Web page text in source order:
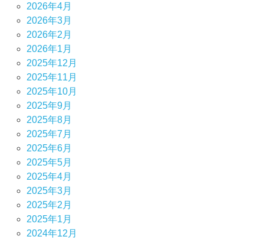
2026年4月
2026年3月
2026年2月
2026年1月
2025年12月
2025年11月
2025年10月
2025年9月
2025年8月
2025年7月
2025年6月
2025年5月
2025年4月
2025年3月
2025年2月
2025年1月
2024年12月